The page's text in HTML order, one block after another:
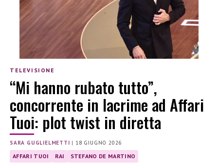
TELEVISIONE
“Mi hanno rubato tutto”,
concorrente in lacrime ad Affari
Tuoi: plot twist in diretta
SARA GUGLIELMETTI | 18 GIUGNO 2026
AFFARI TUOI RAI STEFANO DE MARTINO